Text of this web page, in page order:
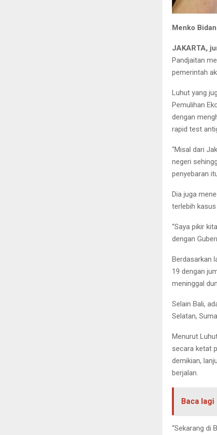
Menko
JAKARTA,
Pandjaitan
pemerintah
Luhut yang
Pemulihan
dengan
rapid test
“Misal dari
negeri
penyebaran
Dia juga
terlebih
“Saya pikir
dengan
Berdasarkan
19 dengan
meninggal
Selain Bali,
Selatan,
Menurut
secara ketat
demikian,
berjalan.
Baca lagi
“Sekarang di